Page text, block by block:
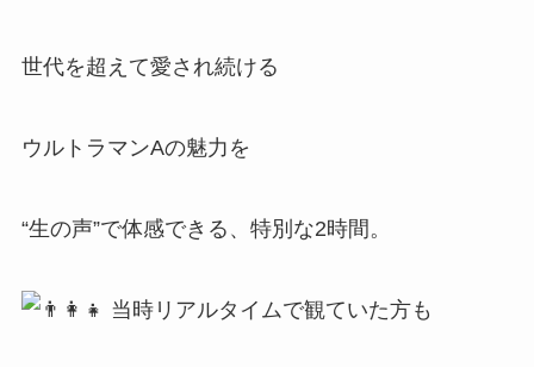
世代を超えて愛され続ける
ウルトラマンAの魅力を
“生の声”で体感できる、特別な2時間。
当時リアルタイムで観ていた方も